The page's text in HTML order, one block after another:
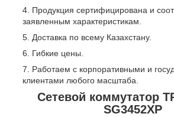
Продукция сертифицирована и
заявленным характеристикам.
Доставка по всему Казахстану.
Гибкие цены.
Работаем с корпоративными и
клиентами любого масштаба.
Сетевой коммутатор
SG3452XP